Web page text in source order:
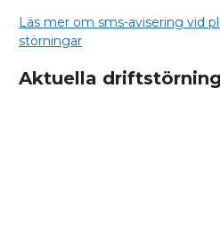
Läs mer om sms-avisering vid
störningar
Aktuella